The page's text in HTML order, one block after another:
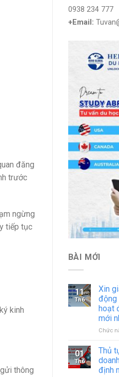
đăng
trước
ngừng
tiếp tục
kinh
thông
0938 234 777
+Email:
BÀI MỚI
11
Th6
Xin
động
hoạt
mới
Chức
01
Th6
Thủ
định